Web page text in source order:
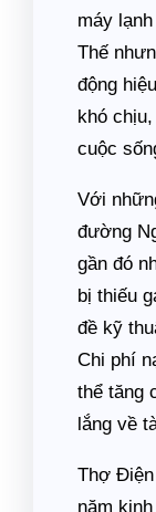
máy
Thế
động
khó
cuộc
Với
đường
gần đó
bị thiếu
đề kỹ
Chi phí
thể tăng
lắng về
Thợ Điện
năm